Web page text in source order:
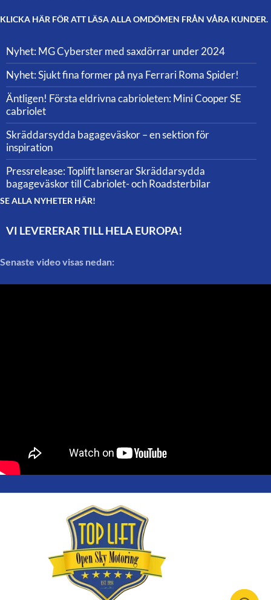
KLICKA HÄR FÖR ATT LÄSA ALLA OMDÖMEN FRÅN VÅRA KUNDER.
Nyhet: MG Cyberster med saxdörrar under 2024
Nyhet: Sjukt fina former på nya Ferrari Roma Spider!
Äntligen! Första eldrivna cabrioleten: Mini Cooper SE
cabriolet
Skräddarsydda bagageväskor – en sektion för
inspiration
Pressrelease: Toplift lanserar Skräddarsydda
bagageväskor till Cabriolet- och Roadsterbilar
SE ALLA NYHETER HÄR!
VI LEVERERAR TILL HELA EUROPA!
Senaste video visas nedan: